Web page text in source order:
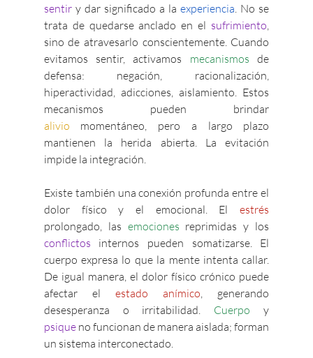
sentir y dar significado a la experiencia . No se
trata de quedarse anclado en el sufrimiento
sino de atravesarlo conscientemente. Cuando
evitamos sentir, activamos mecanismos de
defensa: negación, racionalización,
hiperactividad, adicciones, aislamiento. Estos
alivio momentáneo, pero a largo plazo
mantienen la herida abierta. La evitación
impide la integración.
Existe también una conexión profunda entre el
dolor físico y el emocional. El
prolongado, las emociones
conflictos internos pueden somatizarse. El
cuerpo expresa lo que la mente intenta callar.
De igual manera, el dolor físico crónico puede
afectar el estado anímico , generando
desesperanza o irritabilidad. Cuerpo
psique no funcionan de manera aislada; forman
un sistema interconectado.